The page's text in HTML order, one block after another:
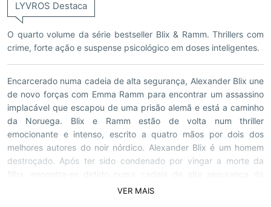
LYVROS Destaca
O quarto volume da série bestseller Blix & Ramm. Thrillers com
crime, forte ação e suspense psicológico em doses inteligentes.
Encarcerado numa cadeia de alta segurança, Alexander Blix une
de novo forças com Emma Ramm para encontrar um assassino
implacável que escapou de uma prisão alemã e está a caminho
da Noruega. Blix e Ramm estão de volta num thriller
emocionante e intenso, escrito a quatro mãos por dois dos
melhores autores do noir nórdico. Alexander Blix é um homem
destroçado. Após ter sido condenado por vingar a morte da
filha, encontra-se detido numa cadeia de alta segurança da
Noruega, onde os outros presos o desafiam e humilham
VER MAIS